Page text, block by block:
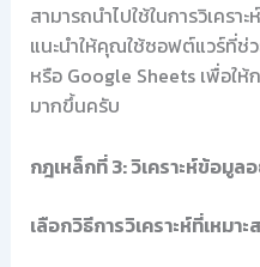
สามารถนำไปใช้ในการวิเคร
แนะนำให้คุณใช้ซอฟต์แวร์ที่ช่
หรือ Google Sheets เพื่อให้
มากขึ้นครับ
กฎเหล็กที่ 3: วิเคราะห์ข้อมูล
เลือกวิธีการวิเคราะห์ที่เหมาะ